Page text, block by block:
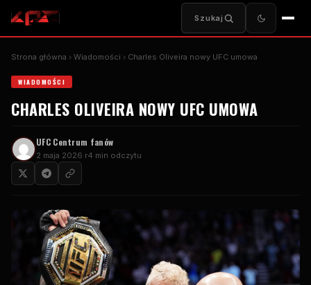
Szukaj
Strona główna Wiadomości Charles Oliveira nowy UFC umowa
WIADOMOŚCI
CHARLES OLIVEIRA NOWY UFC UMOWA
UFCCentrum fanów
2 maja 2026 r4 min odczytu